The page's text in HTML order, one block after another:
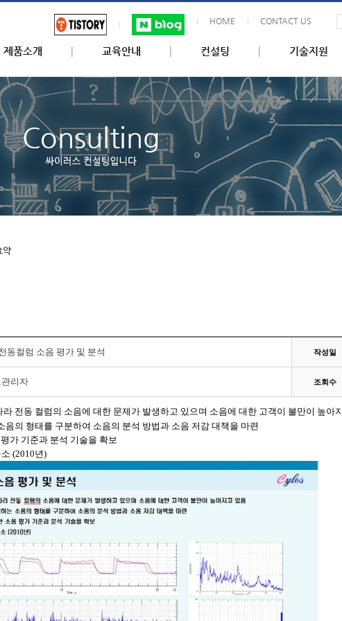
HOME CONTACT US
제품소개 교육안내 컨설팅 기술지원
약
동컬럼 소음 평가 및 분석 작성일
관리자 조회수
라 전동 컬럼의 소음에 대한 문제가 발생하고 있으며 소음에 대한 고객이 불만이 높아
음의 형태를 구분하여 소음의 분석 방법과 소음 저감 대책을 마련
가 기준과 분석 기술을 확보
(2010년)